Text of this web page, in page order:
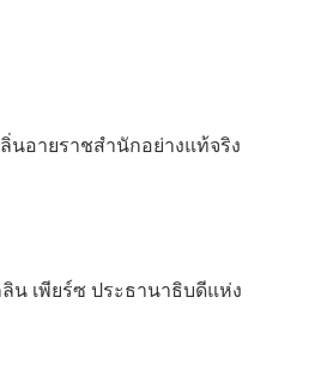
นอายราชสำนักอย่างแท้จริง
น เพียร์ซ ประธานาธิบดีแห่ง